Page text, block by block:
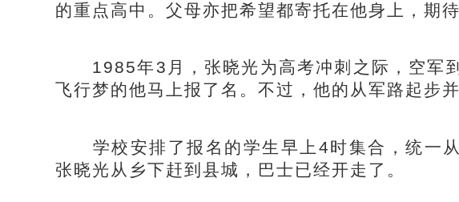
的重点高中。父母亦把希望都寄托在他身上，期
1985年3月，张晓光为高考冲刺之际，空军
飞行梦的他马上报了名。不过，他的从军路起步并
学校安排了报名的学生早上4时集合，统一从
张晓光从乡下赶到县城，巴士已经开走了。